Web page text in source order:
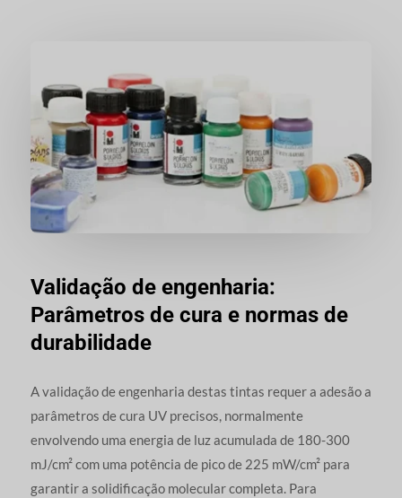
Validação de engenharia:
Parâmetros de cura e normas de
durabilidade
A validação de engenharia destas tintas requer a adesão a
parâmetros de cura UV precisos, normalmente
envolvendo uma energia de luz acumulada de 180-300
mJ/cm² com uma potência de pico de 225 mW/cm² para
garantir a solidificação molecular completa. Para